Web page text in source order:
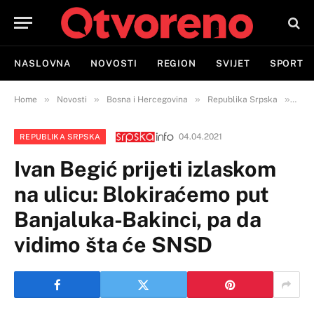
NASLOVNA NOVOSTI REGION SVIJET SPORT
Home » Novosti » Bosna i Hercegovina » Republika Srpska »
REPUBLIKA SRPSKA 04.04.2021
Ivan Begić prijeti izlaskom
na ulicu: Blokiraćemo put
Banjaluka-Bakinci, pa da
vidimo šta će SNSD